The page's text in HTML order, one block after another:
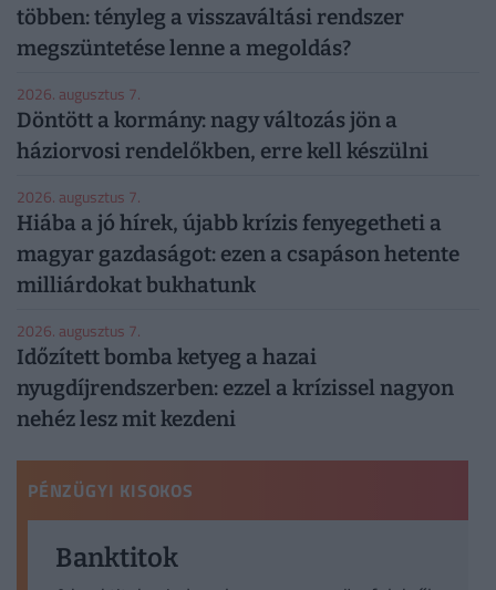
többen: tényleg a visszaváltási rendszer
megszüntetése lenne a megoldás?
2026. augusztus 7.
Döntött a kormány: nagy változás jön a
háziorvosi rendelőkben, erre kell készülni
2026. augusztus 7.
Hiába a jó hírek, újabb krízis fenyegetheti a
magyar gazdaságot: ezen a csapáson hetente
milliárdokat bukhatunk
2026. augusztus 7.
Időzített bomba ketyeg a hazai
nyugdíjrendszerben: ezzel a krízissel nagyon
nehéz lesz mit kezdeni
PÉNZÜGYI KISOKOS
Banktitok